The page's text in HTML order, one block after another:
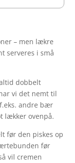
– men lækre
serveres i små
dobbelt
vi det nemt til
andre bær
lækker ovenpå.
før den piskes op
før
vil cremen